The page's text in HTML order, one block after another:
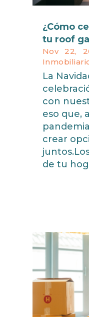
¿Cómo
tu roof
Nov 22,
La
con
eso que,
crear
de tu